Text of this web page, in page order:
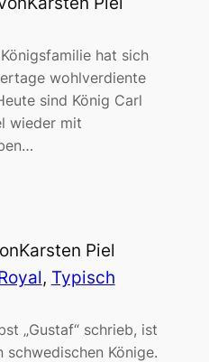
hat sich
wohlverdiente
sind König Carl
wieder mit
Karsten Piel
, Typisch
„Gustaf“ schrieb, ist
Könige.